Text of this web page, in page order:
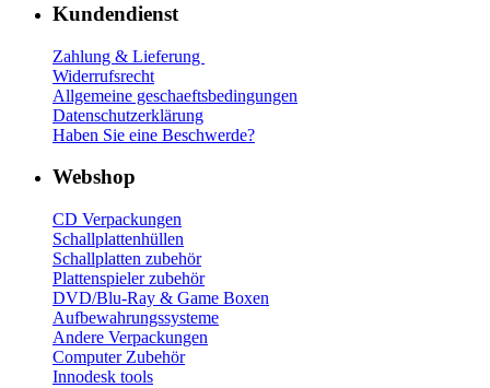
Kundendienst
Zahlung & Lieferung
Widerrufsrecht
Allgemeine geschaeftsbedingungen
Datenschutzerklärung
Haben Sie eine Beschwerde?
Webshop
CD Verpackungen
Schallplattenhüllen
Schallplatten zubehör
Plattenspieler zubehör
DVD/Blu-Ray & Game Boxen
Aufbewahrungssysteme
Andere Verpackungen
Computer Zubehör
Innodesk tools